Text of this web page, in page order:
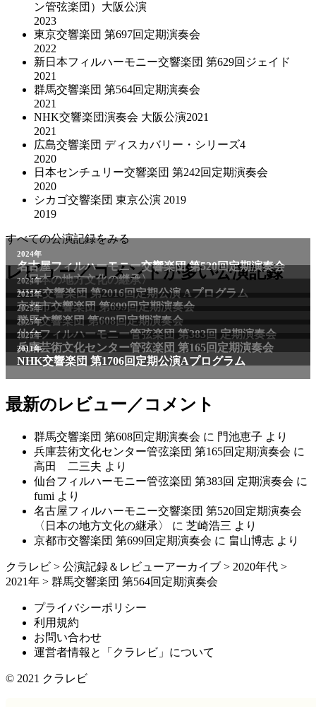
ン管弦楽団）大阪公演
2023
東京交響楽団 第697回定期演奏会
2022
新日本フィルハーモニー交響楽団 第629回ジェイド
2021
群馬交響楽団 第564回定期演奏会
2021
NHK交響楽団演奏会 大阪公演2021
2021
広島交響楽団 ディスカバリー・シリーズ4
2020
日本センチュリー交響楽団 第242回定期演奏会
2020
シカゴ交響楽団 東京公演 2019
2019
すべての公演記録をみる
レビュー／コメントが多い公演記録
2024年
名古屋フィルハーモニー交響楽団 第520回定期演奏会
〈日本の地方文化の継承〉
2024年
NHK交響楽団 第2016回定期公演 Aプログラム
2025年
京都市交響楽団 第699回定期演奏会
2025年
群馬交響楽団 第608回定期演奏会
2025年
仙台フィルハーモニー管弦楽団 第383回 定期演奏会
2025年
兵庫芸術文化センター管弦楽団 第165回定期演奏会
2011年
NHK交響楽団 第1706回定期公演Aプログラム
最新のレビュー／コメント
群馬交響楽団 第608回定期演奏会 に 門池恵子 より
兵庫芸術文化センター管弦楽団 第165回定期演奏会 に
高田 二三夫 より
仙台フィルハーモニー管弦楽団 第383回 定期演奏会 に
fumi より
名古屋フィルハーモニー交響楽団 第520回定期演奏会
〈日本の地方文化の継承〉
に 芝崎浩三 より
京都市交響楽団 第699回定期演奏会 に 畠山博志 より
クラレビ > 公演記録＆レビューアーカイブ > 2020年代 >
2021年 > 群馬交響楽団 第564回定期演奏会
プライバシーポリシー
利用規約
お問い合わせ
運営者情報と「クラレビ」について
© 2021 クラレビ